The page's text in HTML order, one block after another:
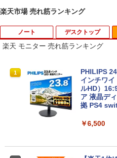
楽天市場 売れ筋ランキング
ノート デスクトップ
楽天 モニター 売れ筋ランキング
1
PHILIPS
インチワ
ルHD）
ア 液晶デ
拠 PS4
￥6,500